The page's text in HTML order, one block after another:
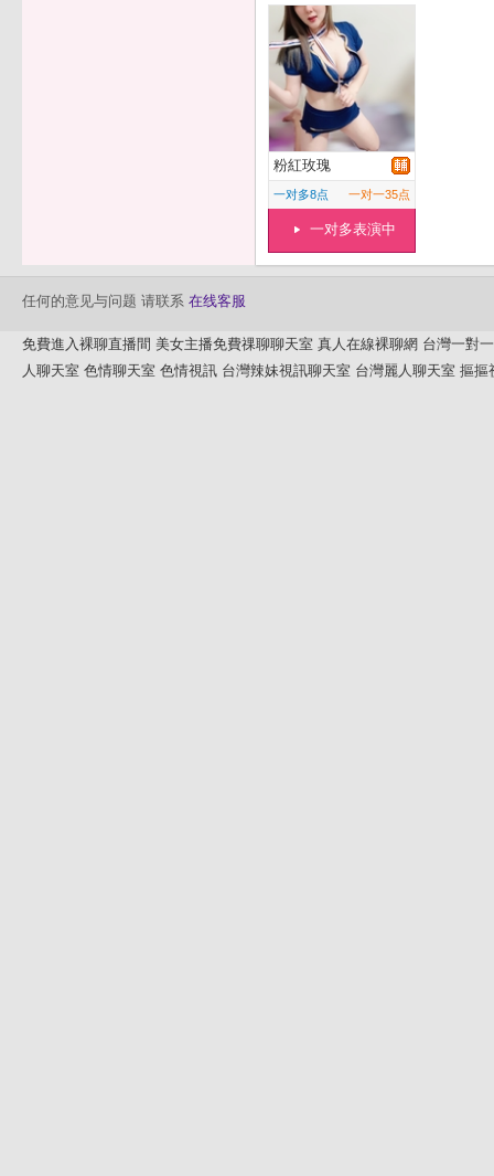
粉紅玫瑰
一对多8点 一对一35点
一对多表演中
任何的意见与问题 请联系 在线客服
免費進入裸聊直播間 美女主播免費祼聊聊天室 真人在線裸聊網 台灣一對
人聊天室 色情聊天室 色情視訊 台灣辣妹視訊聊天室 台灣麗人聊天室 摳摳